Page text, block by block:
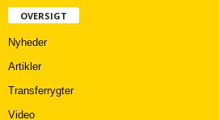
OVERSIGT
Nyheder
Artikler
Transferrygter
Video